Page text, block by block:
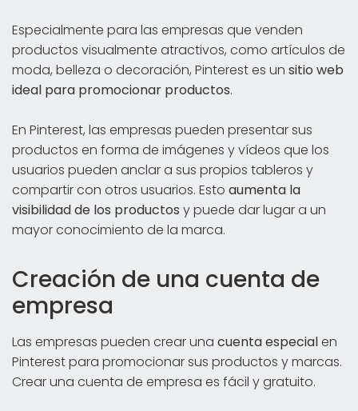
Especialmente para las empresas que venden
productos visualmente atractivos, como artículos de
moda, belleza o decoración, Pinterest es un sitio web
ideal para promocionar productos.
En Pinterest, las empresas pueden presentar sus
productos en forma de imágenes y vídeos que los
usuarios pueden anclar a sus propios tableros y
compartir con otros usuarios. Esto aumenta la
visibilidad de los productos y puede dar lugar a un
mayor conocimiento de la marca.
Creación de una cuenta de
empresa
Las empresas pueden crear una cuenta especialen
Pinterest para promocionar sus productos y marcas.
Crear una cuenta de empresa es fácil y gratuito.